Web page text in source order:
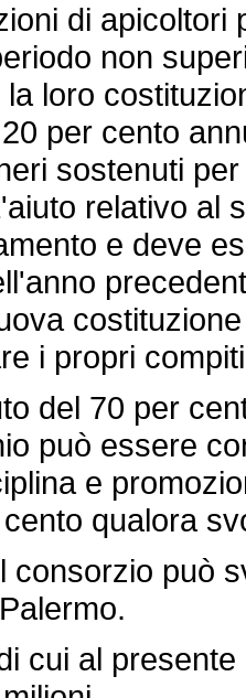
di apicoltori
non
loro
per cento
sostenuti
relativo al
e deve
i propri
del 70 per
può essere
e
qualora
può
al presente